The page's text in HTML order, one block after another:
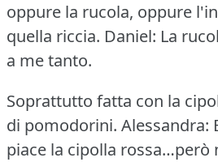
oppure la rucola, oppure
quella riccia. Daniel: La
a me tanto.
Soprattutto fatta con la
di pomodorini. Alessandra:
piace la cipolla rossa…però